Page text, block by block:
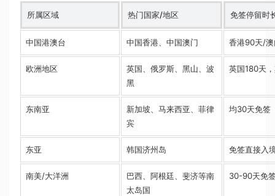
所属区域 热门国家/地区 免签停留时
中国港澳台 中国香港、中国澳门 香港90天/
欧洲地区
英国、俄罗斯、黑山、波
黑
英国180天
东南亚
新加坡、马来西亚、菲律
宾
均30天免签
东亚 韩国济州岛 免签直接入
南美/大洋洲
巴西、阿根廷、斐济等南
太岛国
30-90天免